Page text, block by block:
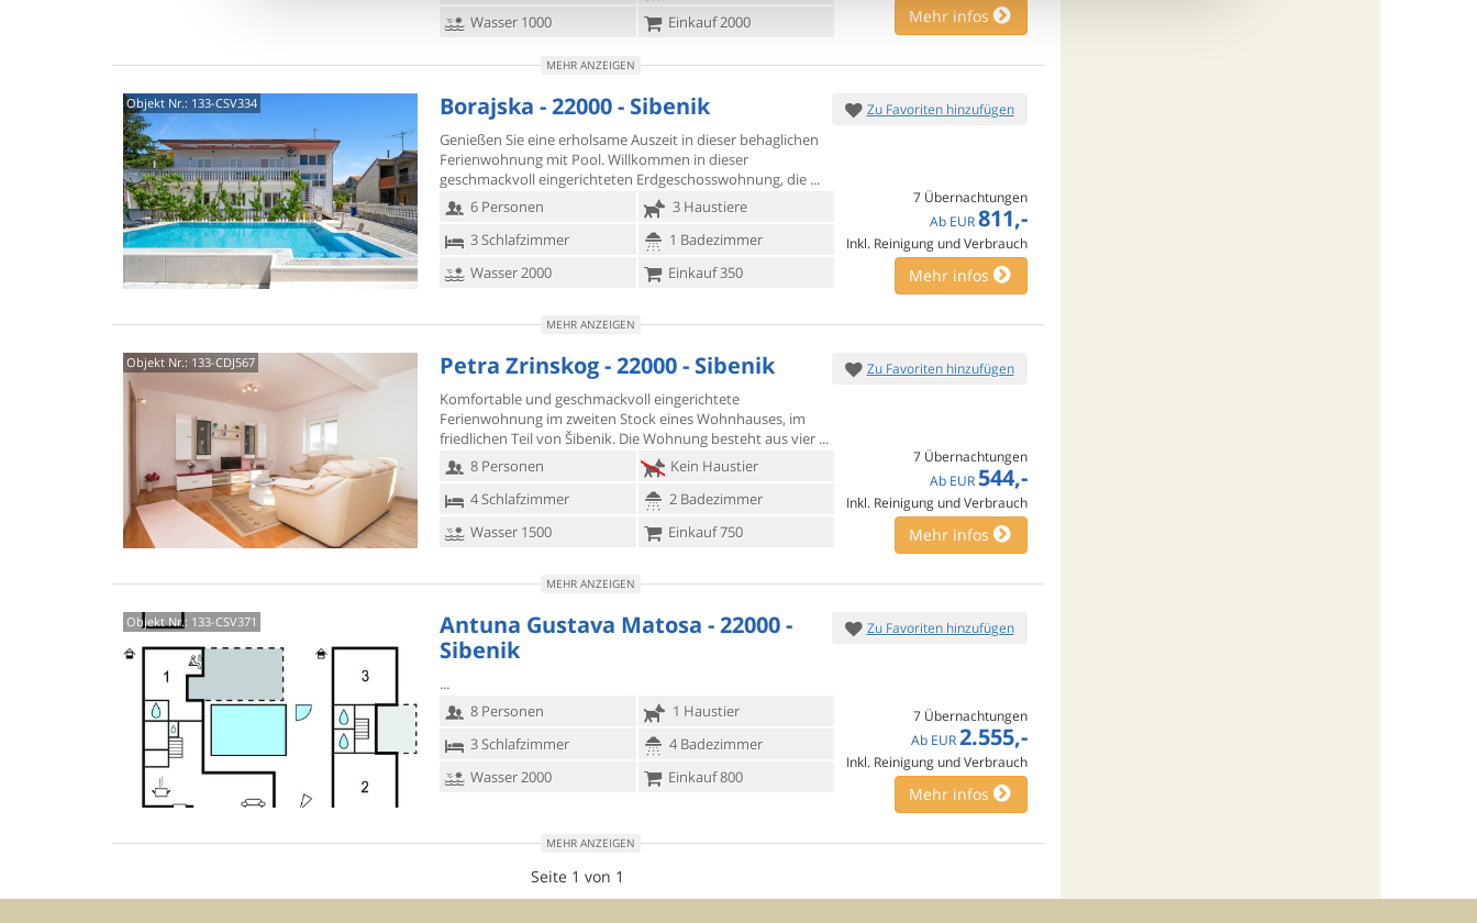
Wasser 1000
Einkauf 2000 Mehr infos
MEHR ANZEIGEN
Objekt Nr.: 133-CSV334 Borajska - 22000 - Sibenik
Genießen Sie eine erholsame Auszeit in dieser behaglichen
Ferienwohnung mit Pool. Willkommen in dieser
geschmackvoll eingerichteten Erdgeschosswohnung, die
6 Personen
3 Haustiere
3 Schlafzimmer
1 Badezimmer
Wasser 2000
Einkauf 350
Zu Favoriten hinzufügen
7 Übernachtungen
Ab EUR 811,-
Inkl. Reinigung und Verbrauch
Mehr infos
MEHR ANZEIGEN
Objekt Nr.: 133-CDJ567 Petra Zrinskog - 22000 - Sibenik
Komfortable und geschmackvoll eingerichtete
Ferienwohnung im zweiten Stockeines Wohnhauses, im
friedlichen Teil von Šibenik. Die Wohnung besteht aus vier
8 Personen
Kein Haustier
4 Schlafzimmer
2 Badezimmer
Wasser 1500
Einkauf 750
Zu Favoriten hinzufügen
7 Übernachtungen
Ab EUR 544,-
Inkl. Reinigung und Verbrauch
Mehr infos
MEHR ANZEIGEN
Objekt Nr.: 133-CSV371
Antuna Gustava Matosa - 22000 -
Sibenik
8 Personen
1 Haustier
3 Schlafzimmer
4 Badezimmer
Wasser 2000
Einkauf 800
Zu Favoriten hinzufügen
7 Übernachtungen
Ab EUR 2.555,-
Inkl. Reinigung und Verbrauch
Mehr infos
MEHR ANZEIGEN
Seite 1 von 1